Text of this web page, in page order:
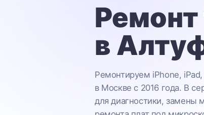
в
Ремонтируем iPhone,
в Москве с 2016 года. В
для диагностики, замены